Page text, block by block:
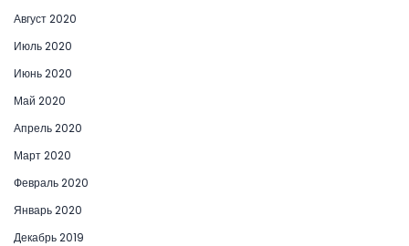
Август 2020
Июль 2020
Июнь 2020
Май 2020
Апрель 2020
Март 2020
Февраль 2020
Январь 2020
Декабрь 2019